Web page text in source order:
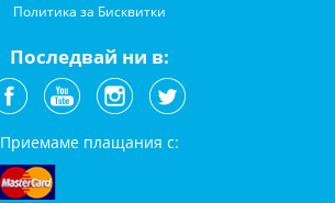
Политика за Бисквитки
Последвай ни в:
Приемаме плащания с: